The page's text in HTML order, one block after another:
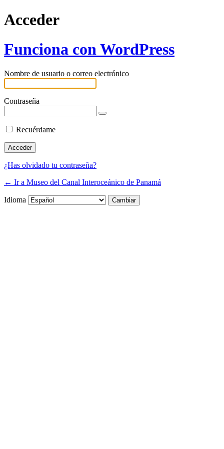
Acceder
Funciona con WordPress
Nombre de usuario o correo electrónico
Contraseña
Recuérdame
¿Has olvidado tu contraseña?
← Ir a Museo del Canal Interoceánico de Panamá
Idioma